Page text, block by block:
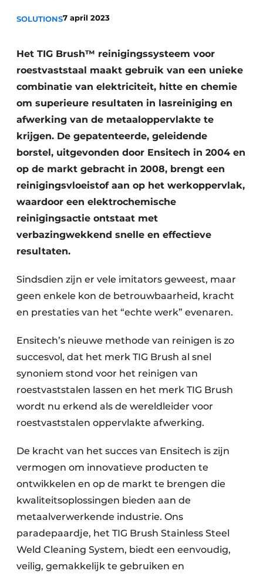
Privacy / Cookie statement
Vacatures
Video’s
SOLUTIONS7 april 2023
Het TIG Brush™ reinigingssysteem voor
roestvaststaal maakt gebruik van een unieke
combinatie van elektriciteit, hitte en chemie
om superieure resultaten in lasreiniging en
afwerking van de metaaloppervlakte te
krijgen. De gepatenteerde, geleidende
borstel, uitgevonden door Ensitech in 2004 en
op de markt gebracht in 2008, brengt een
reinigingsvloeistof aan op het werkoppervlak,
waardoor een elektrochemische
reinigingsactie ontstaat met
verbazingwekkend snelle en effectieve
resultaten.
Sindsdien zijn er vele imitators geweest, maar
geen enkele kon de betrouwbaarheid, kracht
en prestaties van het “echte werk” evenaren.
Ensitech’s nieuwe methode van reinigen is zo
succesvol, dat het merk TIG Brush al snel
synoniem stond voor het reinigen van
roestvaststalen lassen en het merk TIG Brush
wordt nu erkend als de wereldleider voor
roestvaststalen oppervlakte afwerking.
De kracht van het succes van Ensitech is zijn
vermogen om innovatieve producten te
ontwikkelen en op de markt te brengen die
kwaliteitsoplossingen bieden aan de
metaalverwerkende industrie. Ons
paradepaardje, het TIG Brush Stainless Steel
Weld Cleaning System, biedt een eenvoudig,
veilig, gemakkelijk te gebruiken en